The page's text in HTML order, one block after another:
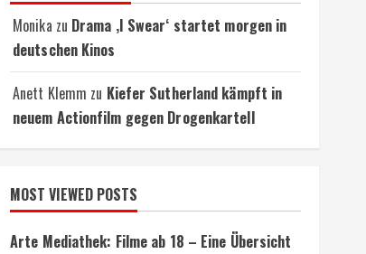
Monika zu Drama ‚I Swear‘ startet morgen in
deutschen Kinos
Anett Klemm zu Kiefer Sutherland kämpft in
neuem Actionfilm gegen Drogenkartell
MOST VIEWED POSTS
Arte Mediathek: Filme ab 18 – Eine Übersicht